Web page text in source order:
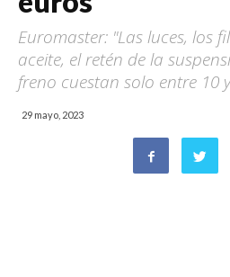
Euromaster: "Las luces, los
aceite, el retén de la
freno cuestan solo entre 10
29 mayo, 2023